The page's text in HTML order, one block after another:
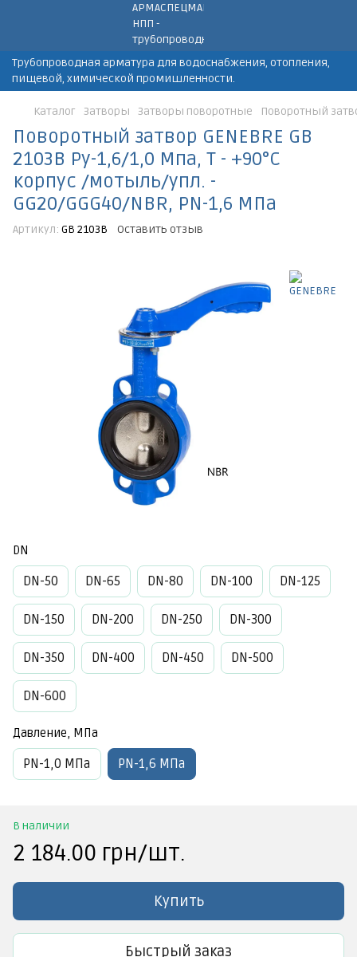
Трубопроводная арматура для водоснабжения, отопления,
пищевой, химической промишленности.
Каталог Затворы Затворы поворотные Поворотный
Поворотный затвор GENEBRE GB
2103B Ру-1,6/1,0 Мпа, Т - +90°С
корпус /мотыль/упл. -
GG20/GGG40/NBR, PN-1,6 МПа
Артикул: GB 2103B Оставить отзыв
DN
DN-50 DN-65 DN-80 DN-100 DN-125
DN-150 DN-200 DN-250 DN-300
DN-350 DN-400 DN-450 DN-500
DN-600
Давление, МПа
PN-1,0 МПа PN-1,6 МПа
В наличии
2 184.00 грн/шт.
Купить
Быстрый заказ